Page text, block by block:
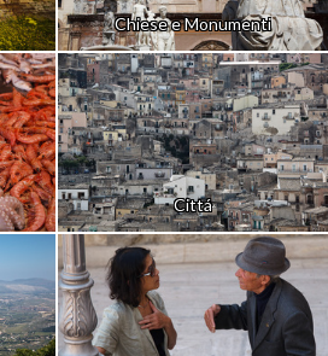
Chiese e Monumenti
Cittá